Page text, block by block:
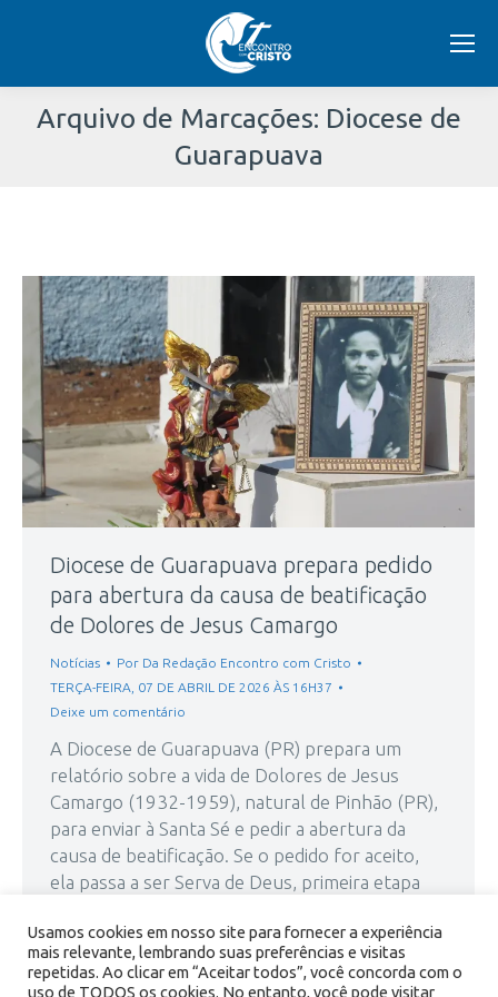
Arquivo de Marcações: Diocese de
Guarapuava
aqui:
Diocese de Guarapuava prepara pedido
para abertura da causa de beatificação
de Dolores de Jesus Camargo
Notícias Por Da Redação Encontro com Cristo
TERÇA-FEIRA, 07 DE ABRIL DE 2026 ÀS 16H37
Deixe um comentário
A Diocese de Guarapuava (PR) prepara um
relatório sobre a vida de Dolores de Jesus
Camargo (1932-1959), natural de Pinhão (PR),
para enviar à Santa Sé e pedir a abertura da
causa de beatificação. Se o pedido for aceito,
ela passa a ser Serva de Deus, primeira etapa
Dolores…
Usamos cookies em nosso site para fornecer a experiência
mais relevante, lembrando suas preferências e visitas
repetidas. Ao clicar em “Aceitar todos”, você concorda com o
uso de TODOS os cookies. No entanto, você pode visitar